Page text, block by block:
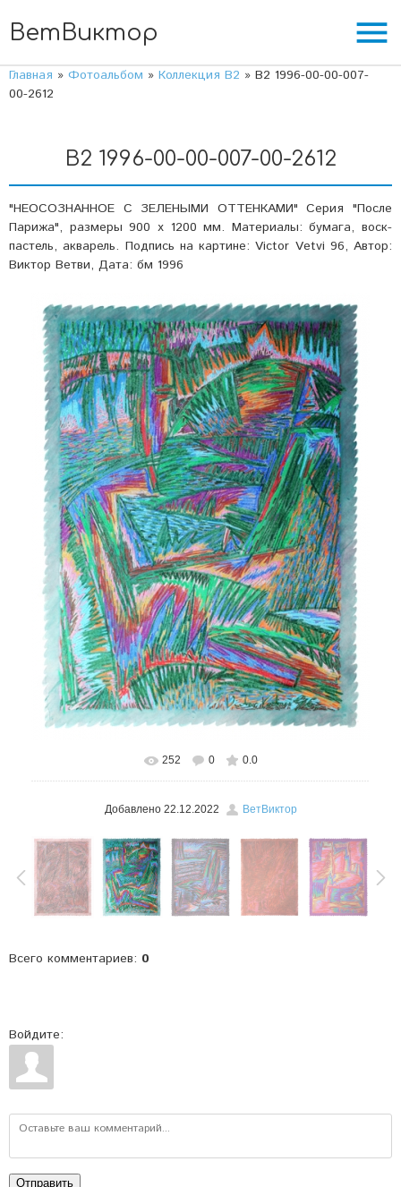
ВетВиктор menu
Главная » Фотоальбом » Коллекция В2 » В2 1996-00-00-007-
00-2612
В2 1996-00-00-007-00-2612
"НЕОСОЗНАННОЕ С ЗЕЛЕНЫМИ ОТТЕНКАМИ" Серия "После
Парижа", размеры 900 х 1200 мм. Материалы: бумага, воск-
пастель, акварель. Подпись на картине: Victor Vetvi 96, Автор:
Виктор Ветви, Дата: бм 1996
В реальном размере 453x600
252 0 0.0
Добавлено22.12.2022 ВетВиктор
Всего комментариев: 0
Войдите:
Отправить